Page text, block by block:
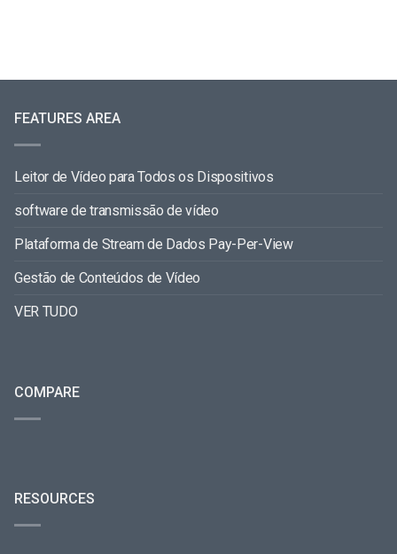
FEATURES AREA
Leitor de Vídeo para Todos os Dispositivos
software de transmissão de vídeo
Plataforma de Stream de Dados Pay-Per-View
Gestão de Conteúdos de Vídeo
VER TUDO
COMPARE
RESOURCES